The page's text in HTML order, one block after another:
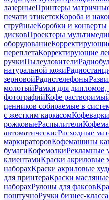
лазерныеПринтеры
печати этикетокКороба и
струйныеКоробки и
дисковПроекторы
оборудование
переплетаКорректирующие
ручкиПылеуловители
натуральной кожи
зерновойРадиотелефоны
молотыйРамки для дипломов,
фотографийКофе растворимый
ценников собираемые в
с жестким каркасомКофеварки
рожковыеРаспылители
автоматическиеРасходные
маркираторовКофемашины
бумагиКофемолкиРекламные
клиентамиКраски акриловые
наборахКраски акриловые
для принтераКраски
наборахРулоны для факсов
поштучноРучки бизнес-класса